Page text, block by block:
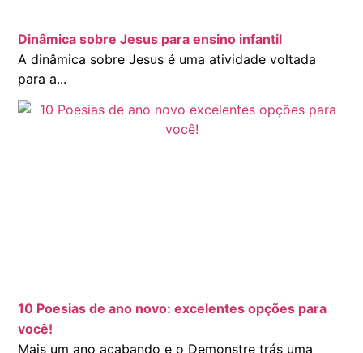
Dinâmica sobre Jesus para ensino infantil
A dinâmica sobre Jesus é uma atividade voltada
para a...
10 Poesias de ano novo: excelentes opções para
você!
Mais um ano acabando e o Demonstre trás uma